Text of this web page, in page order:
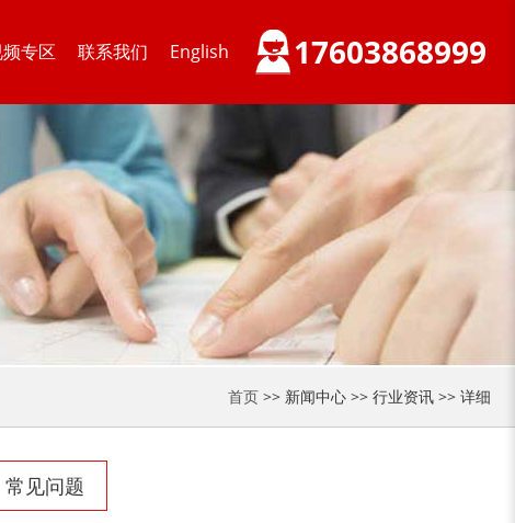
专区 联系我们 English 17603868999
首页 >> 新闻中心 >> 行业资讯 >> 详细
常见问题